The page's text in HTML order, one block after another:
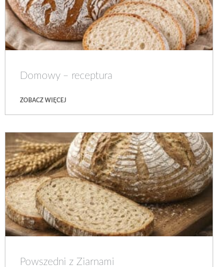
Domowy – receptura
ZOBACZ WIĘCEJ
Powszedni z Ziarnami